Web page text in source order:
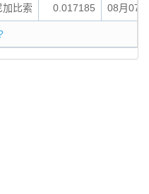
加比索 0.017185 08月07日